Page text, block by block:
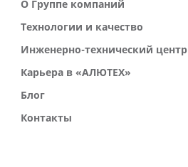
О Группе компаний
Технологии и качество
Инженерно-технический центр
Карьера в «АЛЮТЕХ»
Блог
Контакты